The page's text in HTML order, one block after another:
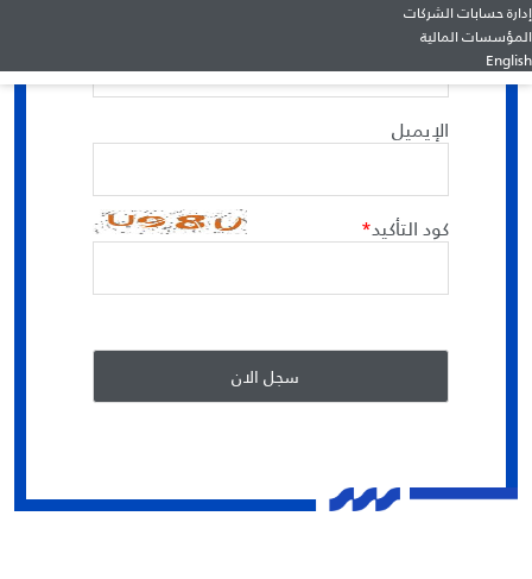
إدارة حسابات الشركات
المؤسسات المالية
English
نوع النشاط
الإيميل
كود التأكيد*